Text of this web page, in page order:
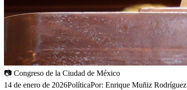
📷 Congreso de la Ciudad de México
14 de enero de 2026PolíticaPor: Enrique Muñiz Rodríguez